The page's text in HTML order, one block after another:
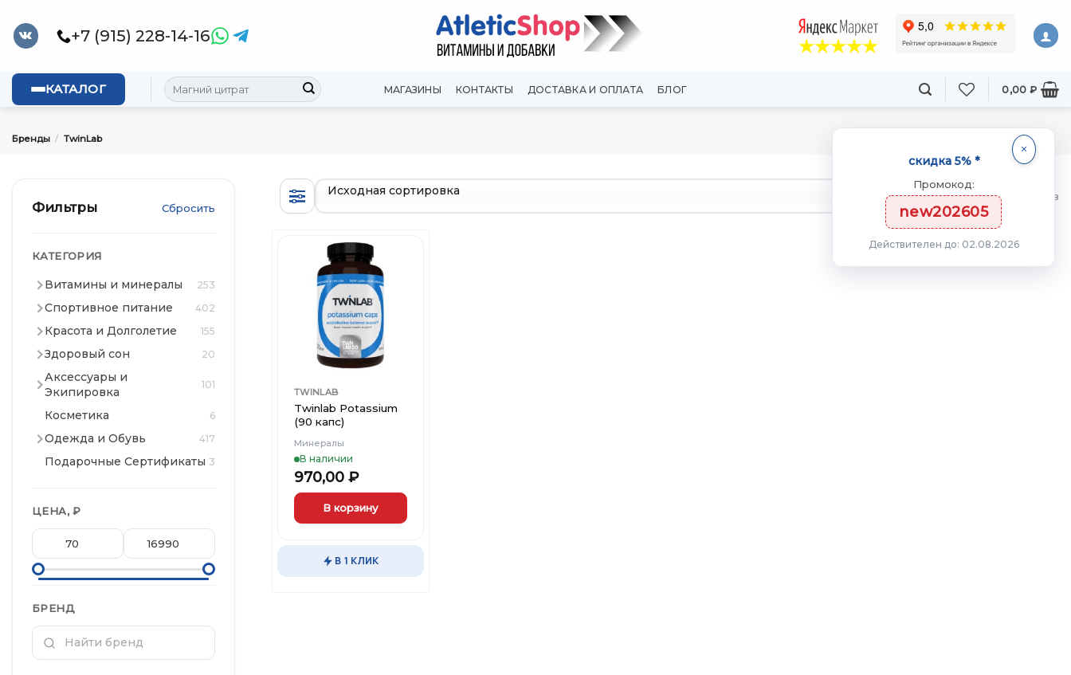
content
+7 (915) 228-14-16
КАТАЛОГ Искать:
МАГАЗИНЫ КОНТАКТЫ ДОСТАВКА И ОПЛАТА БЛОГ 0,00 ₽
Бренды / TwinLab
Фильтры Сбросить
КАТЕГОРИЯ
Витамины и минералы 253
Спортивное питание 402
Красота и Долголетие 155
Здоровый сон 20
Аксессуары и
Экипировка
101
Косметика 6
Одежда и Обувь 417
Подарочные Сертификаты 3
ЦЕНА, ₽
БРЕНД
товаров
Добавить
в
Вишлист
TWINLAB
Twinlab Potassium
(90 капс)
Минералы
В наличии
970,00 ₽
В корзину
В 1 КЛИК
скидка 5% *
Промокод:
new202605
Действителен до: 02.08.2026